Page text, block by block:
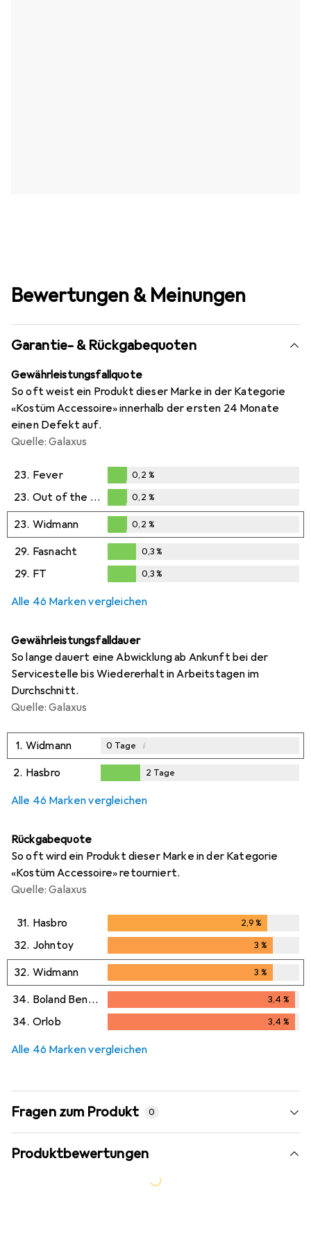
Bewertungen & Meinungen
Garantie- & Rückgabequoten
Gewährleistungsfallquote
So oft weist ein Produkt dieser Marke in der Kategorie
«Kostüm Accessoire» innerhalb der ersten 24 Monate
einen Defekt auf.
Quelle: Galaxus
23. Fever
0,2%
0,2 %
23. Out of the blue
0,2%
0,2 %
23. Widmann
0,2%
0,2 %
29. Fasnacht
0,3%
0,3%
29. FT 0,3%
Alle 46 Marken vergleichen
Gewährleistungsfalldauer
So lange dauert eine Abwicklung ab Ankunft bei der
Servicestelle bis Wiedererhalt in Arbeitstagen im
Durchschnitt.
Quelle: Galaxus
1. Widmann 0 Tage i
2. Hasbro 2 Tage
Alle 46 Marken vergleichen
Rückgabequote
So oft wird ein Produkt dieser Marke in der Kategorie
«Kostüm Accessoire» retourniert.
Quelle: Galaxus
31. Hasbro 2,9%
32. Johntoy 3 %
32. Widmann 3 %
34. Boland Benelux 3,4 %
3,4%
34. Orlob 3,4 %
Alle 46 Marken vergleichen
Fragen zum Produkt 0
Produktbewertungen